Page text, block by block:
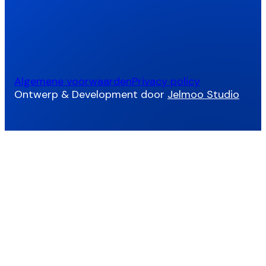
Algemene voorwaardenPrivacy policy
Ontwerp & Development door Jelmoo Studio